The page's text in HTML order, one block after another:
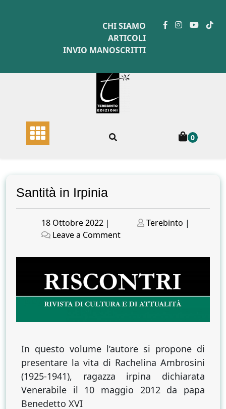
CHI SIAMO
ARTICOLI
INVIO MANOSCRITTI
0
Santità in Irpinia
Posted
on
18 Ottobre 2022 |
Posted
Terebinto |
Leave a Commenton
in
Irpinia
In questo volume l’autore si propone di
presentare la vita di Rachelina Ambrosini
(1925-1941), ragazza irpina dichiarata
Venerabile il 10 maggio 2012 da papa
Benedetto XVI